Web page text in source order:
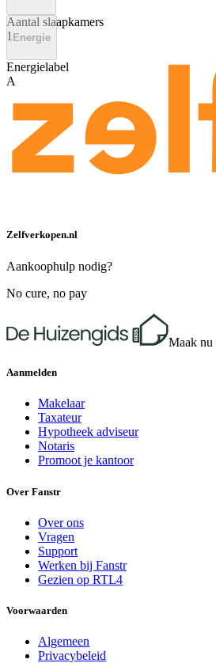
Aantal slaapkamers
1 Energie
Energielabel
A
Zelfverkopen.nl
Aankoophulp nodig?
No cure, no pay
Maak nu
Aanmelden
Makelaar
Taxateur
Hypotheek adviseur
Notaris
Promoot je kantoor
Over Fanstr
Over ons
Vragen
Support
Werken bij Fanstr
Gezien op RTL4
Voorwaarden
Algemeen
Privacybeleid